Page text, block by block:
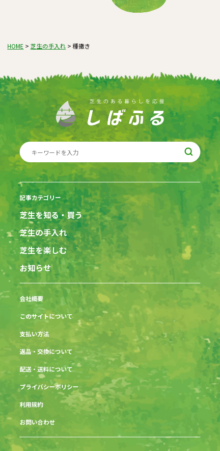
HOME > 芝生の手入れ > 種撒き
記事カテゴリー
芝生を知る・買う
芝生の手入れ
芝生を楽しむ
お知らせ
会社概要
このサイトについて
支払い方法
返品・交換について
配送・送料について
プライバシーポリシー
利用規約
お問い合わせ